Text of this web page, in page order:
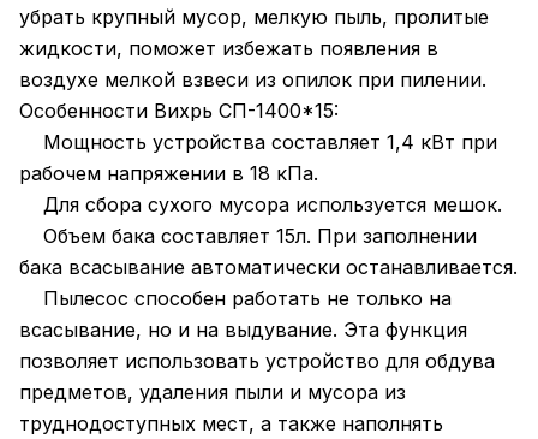
убрать крупный мусор, мелкую пыль, пролитые
жидкости, поможет избежать появления в
воздухе мелкой взвеси из опилок при пилении.
Особенности Вихрь СП-1400*15:
Мощность устройства составляет 1,4 кВт при
рабочем напряжении в 18 кПа.
Для сбора сухого мусора используется мешок.
Объем бака составляет 15л. При заполнении
бака всасывание автоматически останавливается.
Пылесос способен работать не только на
всасывание, но и на выдувание. Эта функция
позволяет использовать устройство для обдува
предметов, удаления пыли и мусора из
труднодоступных мест, а также наполнять